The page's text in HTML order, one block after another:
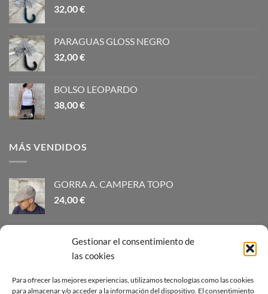
Gestionar el consentimiento de
las cookies
Para ofrecer las mejores experiencias, utilizamos tecnologías como las cookies
para almacenar y/o acceder a la información del dispositivo. El consentimiento
32,00€
PARAGUAS GLOSS NEGRO
32,00€
BOLSO LEOPARDO
38,00€
MÁS VENDIDOS
GORRA A. CAMPERA TOPO
24,00€
34,00€
GORRA CAMPERA LINO AZUL Y BEIGE